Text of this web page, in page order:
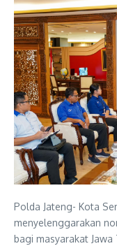
Polda Jateng- Kota
menyelenggarakan
bagi masyarakat